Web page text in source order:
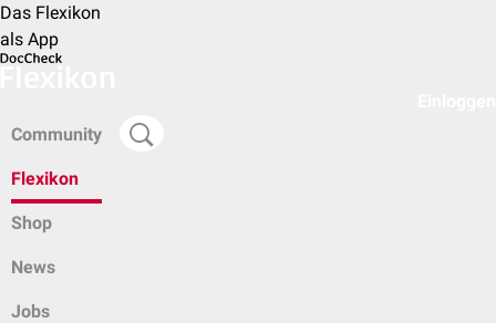
Das Flexikon
als App
Community
Flexikon
Shop
News
Jobs